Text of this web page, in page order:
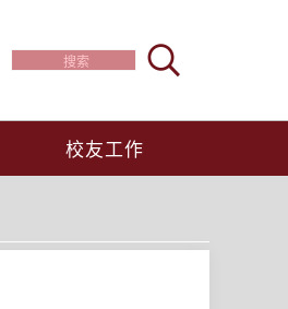
校友工作